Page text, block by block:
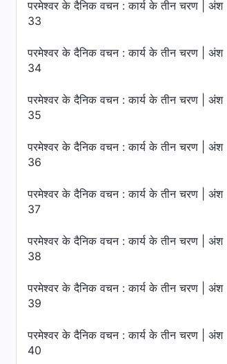
परमेश्वर के दैनिक वचन : कार्य के तीन चरण | अंश
33
परमेश्वर के दैनिक वचन : कार्य के तीन चरण | अंश
34
परमेश्वर के दैनिक वचन : कार्य के तीन चरण | अंश
35
परमेश्वर के दैनिक वचन : कार्य के तीन चरण | अंश
36
परमेश्वर के दैनिक वचन : कार्य के तीन चरण | अंश
37
परमेश्वर के दैनिक वचन : कार्य के तीन चरण | अंश
38
परमेश्वर के दैनिक वचन : कार्य के तीन चरण | अंश
39
परमेश्वर के दैनिक वचन : कार्य के तीन चरण | अंश
40